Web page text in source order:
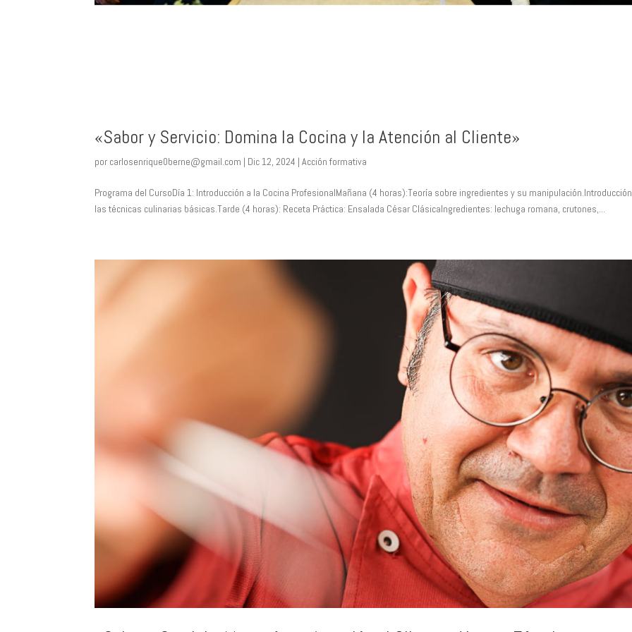
«Sabor y Servicio: Domina la Cocina y la Atención al Cliente»
por carlosenrique0berne@gmail.com | Dic 12, 2024 |Acción formativa
Programa del CursoDía 1: Introducción a la Cocina ProfesionalMañana (4 horas):Teoría sobre ingredientes y su
las técnicas culinarias básicas.Tarde (4 horas): Receta Práctica: Ensalada César ClásicaIngredientes: lechuga romana, crutones,...